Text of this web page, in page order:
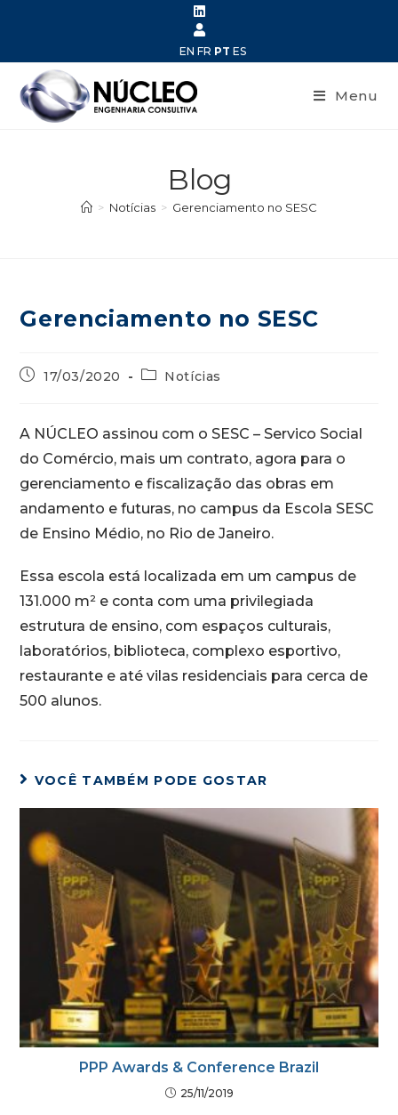
EN FR PT ES
Menu
Blog
> Notícias > Gerenciamento no SESC
Gerenciamento no SESC
17/03/2020 Notícias
A NÚCLEO assinou com o SESC – Servico Social
do Comércio, mais um contrato, agora para o
gerenciamento e fiscalização das obras em
andamento e futuras, no campus da Escola SESC
de Ensino Médio, no Rio de Janeiro.
Essa escola está localizada em um campus de
131.000 m² e conta com uma privilegiada
estrutura de ensino, com espaços culturais,
laboratórios, biblioteca, complexo esportivo,
restaurante e até vilas residenciais para cerca de
500 alunos.
VOCÊ TAMBÉM PODE GOSTAR
PPP Awards & Conference Brazil
25/11/2019